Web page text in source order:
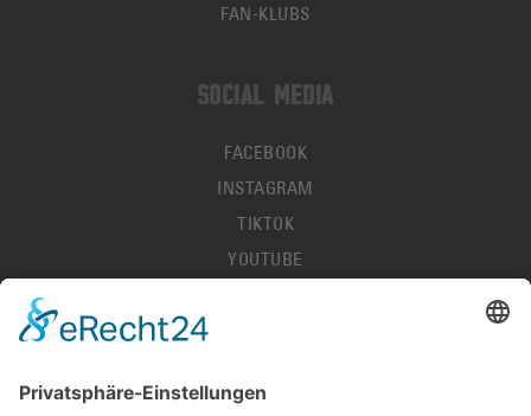
FAN-KLUBS
SOCIAL MEDIA
FACEBOOK
INSTAGRAM
TIKTOK
YOUTUBE
AGB